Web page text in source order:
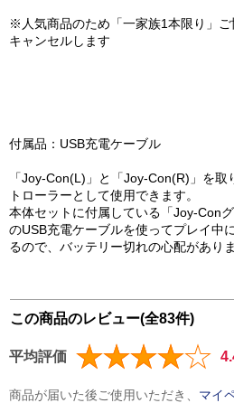
※人気商品のため「一家族1本限り」
キャンセルします
付属品：USB充電ケーブル
「Joy-Con(L)」と「Joy-Con(R)」を
トローラーとして使用できます。
本体セットに付属している「Joy-Con
のUSB充電ケーブルを使ってプレイ中
るので、バッテリー切れの心配がありま
この商品のレビュー(全83件)
平均評価
商品が届いた後ご使用いただき、 マイ